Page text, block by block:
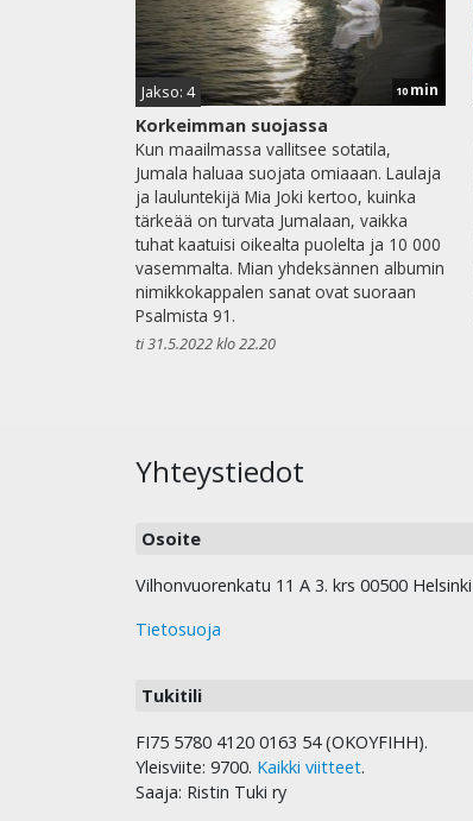
Jakso: 4 10 min
Korkeimman suojassa
Kun maailmassa vallitsee sotatila,
Jumala haluaa suojata omiaaan. Laulaja
ja lauluntekijä Mia Joki kertoo, kuinka
tärkeää on turvata Jumalaan, vaikka
tuhat kaatuisi oikealta puolelta ja 10 000
vasemmalta. Mian yhdeksännen albumin
nimikkokappalen sanat ovat suoraan
Psalmista 91.
ti 31.5.2022 klo 22.20
Yhteystiedot
Osoite
Vilhonvuorenkatu 11 A 3. krs 00500 Helsinki
Tietosuoja
Tukitili
FI75 5780 4120 0163 54 (OKOYFIHH).
Yleisviite: 9700. Kaikki viitteet.
Saaja: Ristin Tuki ry